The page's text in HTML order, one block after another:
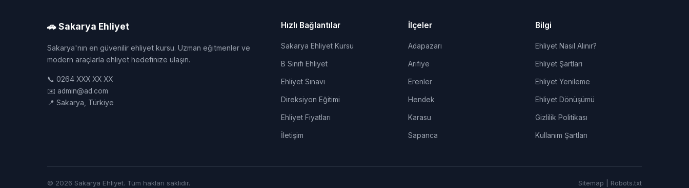
🚗 Sakarya Ehliyet
Sakarya'nın en güvenilir ehliyet kursu. Uzman eğitmenler ve
modern araçlarla ehliyet hedefinize ulaşın.
📞 0264 XXX XX XX
✉️ admin@ad.com
📍 Sakarya, Türkiye
Hızlı Bağlantılar
Sakarya Ehliyet Kursu
B Sınıfı Ehliyet
Ehliyet Sınavı
Direksiyon Eğitimi
Ehliyet Fiyatları
İletişim
İlçeler
Adapazarı
Arifiye
Erenler
Hendek
Karasu
Sapanca
Bilgi
Ehliyet Nasıl Alınır?
Ehliyet Şartları
Ehliyet Yenileme
Ehliyet Dönüşümü
Gizlilik Politikası
Kullanım Şartları
© 2026 Sakarya Ehliyet. Tüm hakları saklıdır. Sitemap Robots.txt